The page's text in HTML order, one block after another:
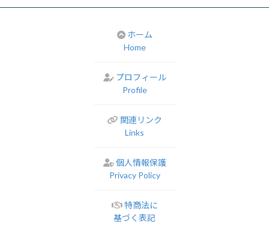
ホーム
Home
プロフィール
Profile
関連リンク
Links
個人情報保護
Privacy Policy
特商法に
基づく表記